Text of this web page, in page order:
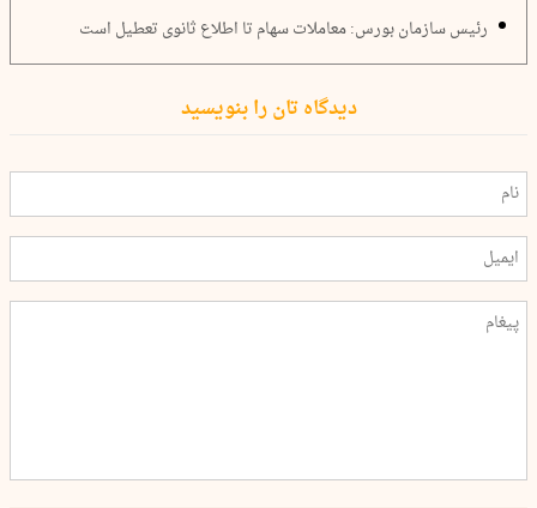
رئیس سازمان بورس: معاملات سهام تا اطلاع ثانوی تعطیل است
دیدگاه تان را بنویسید